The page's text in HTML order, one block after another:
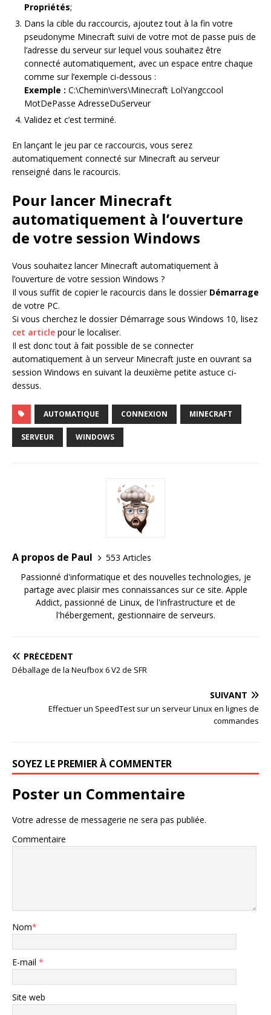
Propriétés;
Dans la cible du raccourcis, ajoutez tout à la fin votre
pseudonyme Minecraft suivi de votre mot de passe puis de
l’adresse du serveur sur lequel vous souhaitez être
connecté automatiquement, avec un espace entre chaque
comme sur l’exemple ci-dessous :
Exemple : C:\Chemin\vers\Minecraft LolYangccool
MotDePasse AdresseDuServeur
Validez et c’est terminé.
En lançant le jeu par ce raccourcis, vous serez
automatiquement connecté sur Minecraft au serveur
renseigné dans le racourcis.
Pour lancer Minecraft
automatiquement à l’ouverture
de votre session Windows
Vous souhaitez lancer Minecraft automatiquement à
l’ouverture de votre session Windows ?
Il vous suffit de copier le racourcis dans le dossier Démarrage
de votre PC.
Si vous cherchez le dossier Démarrage sous Windows 10, lisez
cet article pour le localiser.
Il est donc tout à fait possible de se connecter
automatiquement à un serveur Minecraft juste en ouvrant sa
session Windows en suivant la deuxième petite astuce ci-
dessus.
AUTOMATIQUE CONNEXION MINECRAFT
SERVEUR WINDOWS
A propos de Paul
553 Articles
Passionné d'informatique et des nouvelles technologies, je
partage avec plaisir mes connaissances sur ce site. Apple
Addict, passionné de Linux, de l'infrastructure et de
l'hébergement, gestionnaire de serveurs.
PRÉCÉDENT
Déballage de la Neufbox 6 V2 de SFR
SUIVANT
Effectuer un SpeedTest sur un serveur Linux en lignes de
commandes
SOYEZ LE PREMIER À COMMENTER
Poster un Commentaire
Votre adresse de messagerie ne sera pas publiée.
Commentaire
Nom*
E-mail *
Site web